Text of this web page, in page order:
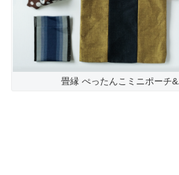
畳縁 ぺったんこミニポーチ